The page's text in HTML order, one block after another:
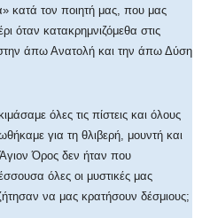
κατά τον ποιητή μας, που μας
όταν κατακρημνιζόμεθα στις
άπω Ανατολή και την άπω Δύση
όλες τις πίστεις και όλους
για τη θλιβερή, μουντή και
Όρος δεν ήταν που
όλες οι μυστικές μας
να μας κρατήσουν δέσμιους;